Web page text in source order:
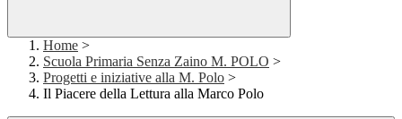
Home >
Scuola Primaria Senza Zaino M. POLO >
Progetti e iniziative alla M. Polo >
Il Piacere della Lettura alla Marco Polo